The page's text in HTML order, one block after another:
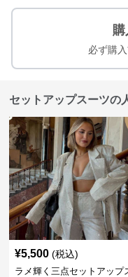
必ず購
セットアップスーツの
¥5,500 (税込)
ラメ輝く三点セットアップ